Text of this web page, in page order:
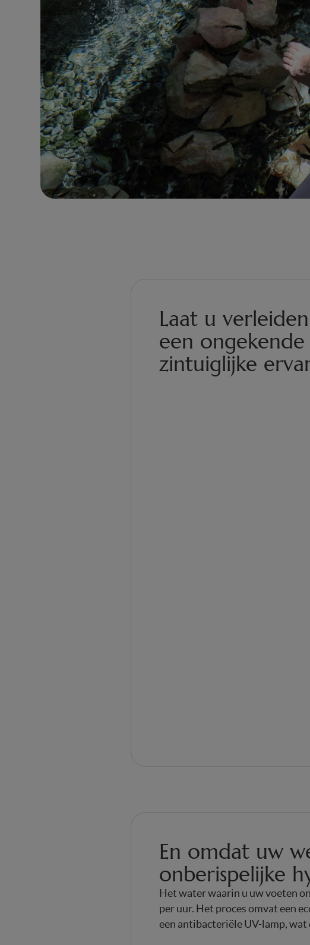
Laat u
een ongekende
zintuiglijke
En omdat uw
onberispelijke
Het water waarin u uw voeten
per uur. Het proces omvat een
een antibacteriële UV-lamp, wat